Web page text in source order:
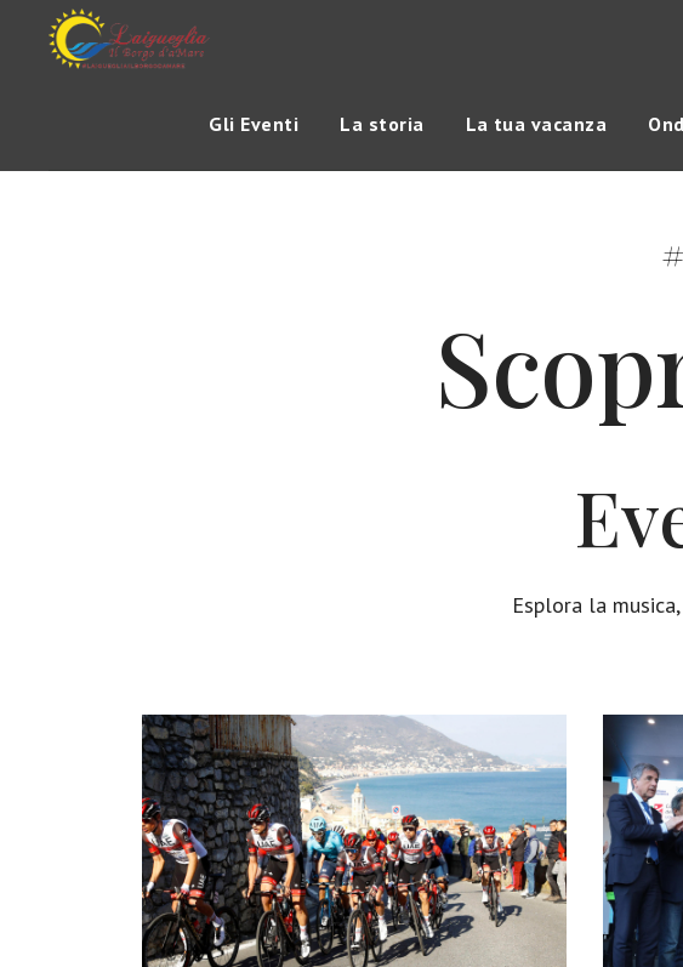
Gli Eventi La storia La tua vacanza
Esplora la